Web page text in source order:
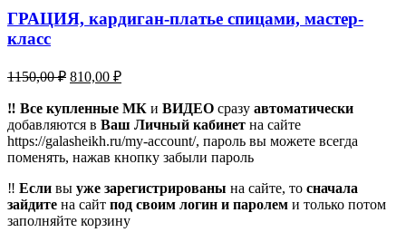
ГРАЦИЯ, кардиган-платье спицами, мастер-
класс
1150,00₽ Первоначальная
составляла
1150,00 ₽.
810,00 ₽Текущая
810,00 ₽.
‼️ Все купленные МК и ВИДЕО сразу автоматически
добавляются в Ваш Личный кабинет на сайте
https://galasheikh.ru/my-account/, пароль вы можете всегда
поменять, нажав кнопку забыли пароль
‼️ Если вы уже зарегистрированы на сайте, то сначала
зайдите на сайт под своим логин и паролем и только потом
заполняйте корзину